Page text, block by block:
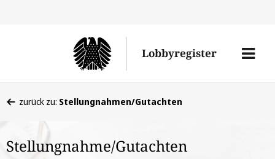
Lobbyregister
Menü
befinden
hier:
zurück zu: Stellungnahmen/Gutachten
Stellungnahme/Gutachten